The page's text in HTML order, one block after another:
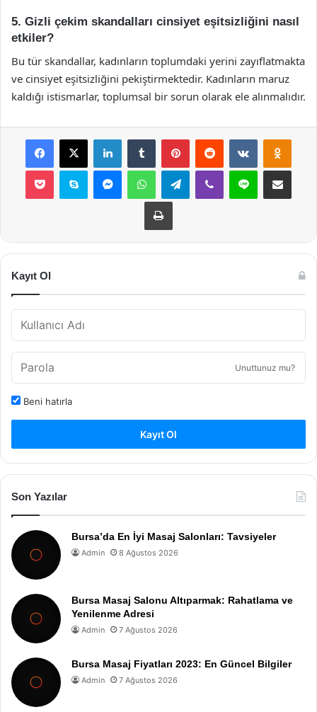
5. Gizli çekim skandalları cinsiyet eşitsizliğini nasıl
etkiler?
Bu tür skandallar, kadınların toplumdaki yerini zayıflatmakta
ve cinsiyet eşitsizliğini pekiştirmektedir. Kadınların maruz
kaldığı istismarlar, toplumsal bir sorun olarak ele alınmalıdır.
Facebook
X LinkedInTumblr PinterestReddit VKontakte
Pocket Skype MessengerWhatsAppTelegramViber Line E-Posta ile
Yazdır
Kayıt Ol
Unuttunuz mu?
Beni hatırla
Kayıt Ol
Son Yazılar
Bursa’da En İyi Masaj Salonları: Tavsiyeler
Admin 8 Ağustos 2026
Bursa Masaj Salonu Altıparmak: Rahatlama ve
Yenilenme Adresi
Admin 7 Ağustos 2026
Bursa Masaj Fiyatları 2023: En Güncel Bilgiler
Admin 7 Ağustos 2026